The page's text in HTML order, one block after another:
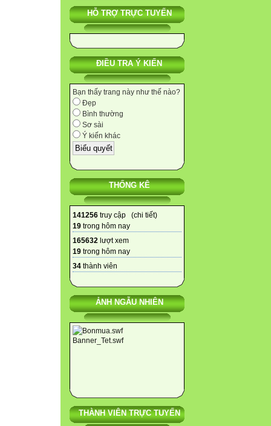
HỖ TRỢ TRỰC TUYẾN
ĐIỀU TRA Ý KIẾN
Bạn thấy trang này như thế nào?
Đẹp
Bình thường
Sơ sài
Ý kiến khác
THỐNG KÊ
141256 truy cập (chi tiết)
19 trong hôm nay
165632 lượt xem
19 trong hôm nay
34 thành viên
ẢNH NGẪU NHIÊN
THÀNH VIÊN TRỰC TUYẾN